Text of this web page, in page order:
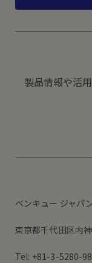
製品情報や活
ベンキュー ジャパ
東京都千代田区内
Tel: +81-3-5280-